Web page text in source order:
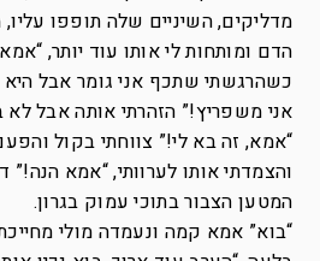
מדליקים, השיניים שלה תופפו
הדם ומותחות לי אותו עוד יותר,
כשהרגשתי שתכף אני גומר אבל
אני משפריץ!” הזהרתי אותה אבל
“אמא, זה בא לי!” צווחתי בקול
והצמדתי אותו לערוותי, “אמא הנה!”
המטען הצבור בתוכי עמוק בגרון.
“בוא” אמא קמה ונעמדה מולי